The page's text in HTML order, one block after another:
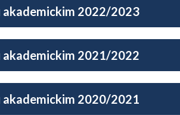
akademickim 2022/2023
akademickim 2021/2022
akademickim 2020/2021